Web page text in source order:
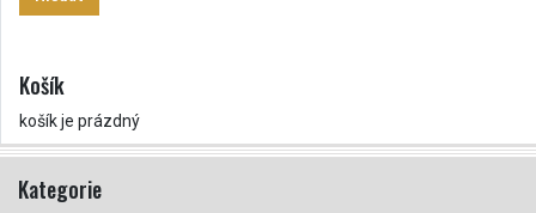
Košík
košík je prázdný
Kategorie